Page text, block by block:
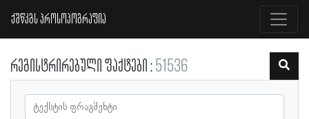
ქშწკგს პროსოპოგრაფია
რეგისტრირებული ფაქტები 51536